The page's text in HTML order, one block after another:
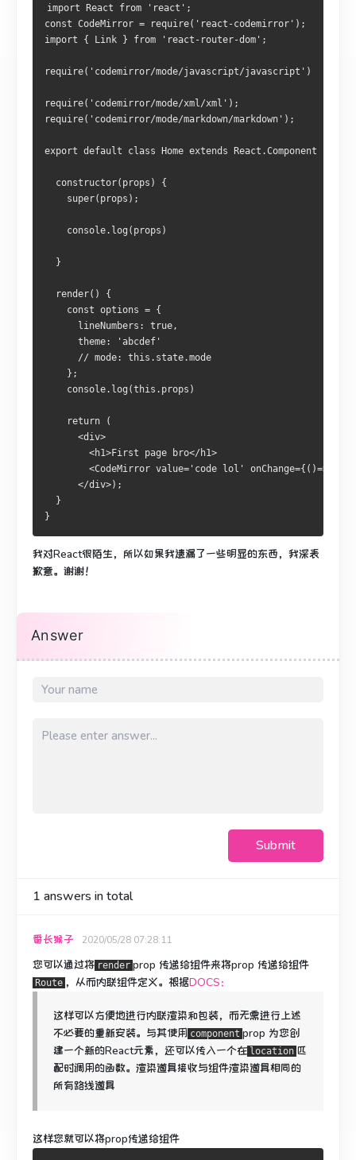
import React from 'react' ;
const CodeMirror = require( 'react-codemirror' );
import
{ Link } from 'react-router-dom' ;
require( 'codemirror/mode/javascript/javascript' )
require( 'codemirror/mode/xml/xml' );
require( 'codemirror/mode/markdown/markdown' );
export default class Home extends React .Component
constructor( props )
{
    super
( props );
    console
. log ( props )
}
  render
()
{
const options = {
      lineNumbers
: true,
      theme
:
'abcdef'
// mode: this.state.mode
};
    console
. log (this . props )
return
(
<div>
<h1>First page bro</ h1>
<CodeMirror value= 'code lol' onChange={()=>
</div>);
}
}
我对React很陌生，所以如果我遗漏了一些明显的东西，我深表
歉意。 谢谢！
Answer
Submit
1 answers in total
番长猴子 2020/05/28 07:28:11
您可以通过将 render prop 传递给组件来将prop 传递给组件
Route ，从而内联组件定义。 根据DOCS：
这样可以方便地进行内联渲染和包装，而无需进行上述
不必要的重新安装。与其使用 component prop 为您创
建一个新的React元素，还可以传入一个在 location 匹
配时调用的函数。 渲染道具接收与组件渲染道具相同的
所有路线道具
这样您就可以将prop传递给组件